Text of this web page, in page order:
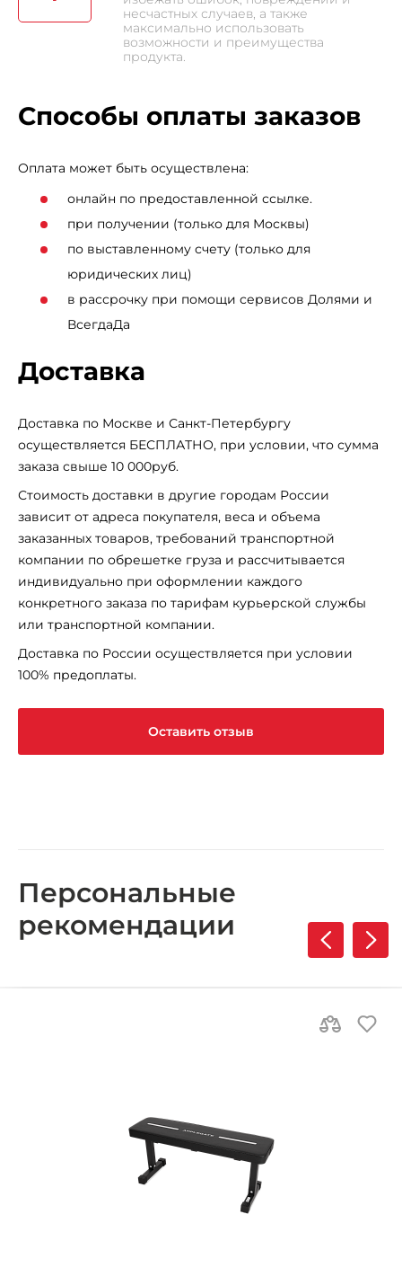
несчастных случаев, а также
максимально использовать
возможности и преимущества
продукта.
Способы оплаты заказов
Оплата может быть осуществлена:
онлайн по предоставленной ссылке.
при получении (только для Москвы)
по выставленному счету (только для
юридических лиц)
в рассрочку при помощи сервисов Долями и
ВсегдаДа
Доставка
Доставка по Москве и Санкт-Петербургу
осуществляется БЕСПЛАТНО, при условии, что сумма
заказа свыше 10 000руб.
Стоимость доставки в другие городам России
зависит от адреса покупателя, веса и объема
заказанных товаров, требований транспортной
компании по обрешетке груза и рассчитывается
индивидуально при оформлении каждого
конкретного заказа по тарифам курьерской службы
или транспортной компании.
Доставка по России осуществляется при условии
100% предоплаты.
Оставить отзыв
Персональные
рекомендации